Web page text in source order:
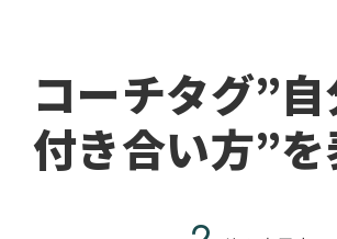
コーチタグ”
付き合い方”